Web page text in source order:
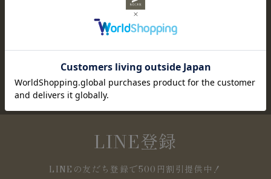
NEWアイテムやセール情報など、お得な情報を定
期的にお知らせします。
登録ページ
LINE登録
LINEの友だち登録で500円割引提供中！